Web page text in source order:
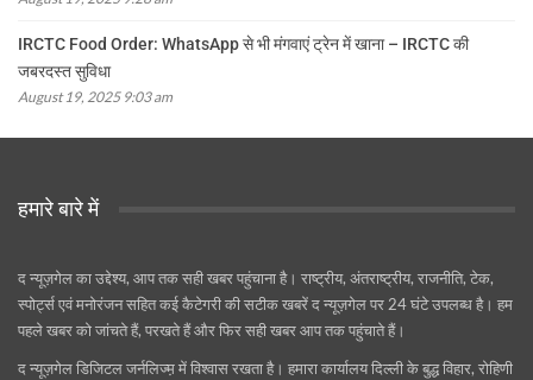
IRCTC Food Order: WhatsApp से भी मंगवाएं ट्रेन में खाना – IRCTC की
जबरदस्त सुविधा
August 19, 2025 9:03 am
हमारे बारे में
द न्यूज़गेल का उद्देश्य, आप तक सही खबर पहुंचाना है। राष्ट्रीय, अंतराष्ट्रीय, राजनीति, टेक,
स्पोर्ट्स एवं मनोरंजन सहित कई कैटेगरी की सटीक खबरें द न्यूज़गेल पर 24 घंटे उपलब्ध है। हम
पहले खबर को जांचते हैं, परखते हैं और फिर सही खबर आप तक पहुंचाते हैं।
द न्यूज़गेल डिजिटल जर्नलिज्म़ में विश्वास रखता है। हमारा कार्यालय दिल्ली के बुद्ध विहार, रोहिणी